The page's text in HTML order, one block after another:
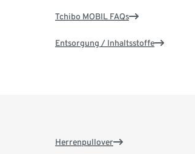
Tchibo MOBIL FAQs
Entsorgung / Inhaltsstoffe
Herrenpullover